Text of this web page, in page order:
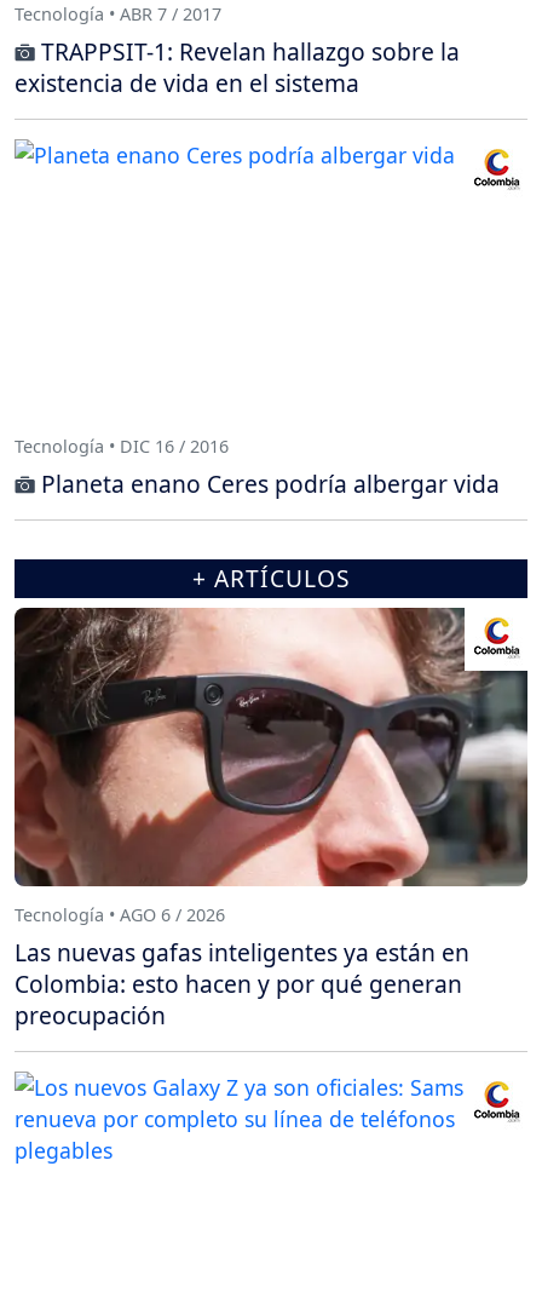
Tecnología • ABR 7 / 2017
TRAPPSIT-1: Revelan hallazgo sobre la
existencia de vida en el sistema
Tecnología • DIC 16 / 2016
Planeta enano Ceres podría albergar vida
+ ARTÍCULOS
Tecnología • AGO 6 / 2026
Las nuevas gafas inteligentes ya están en
Colombia: esto hacen y por qué generan
preocupación